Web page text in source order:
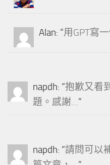
Alan: “用GPT寫
napdh: “抱歉又看
題。感謝…”
napdh: “請問可以